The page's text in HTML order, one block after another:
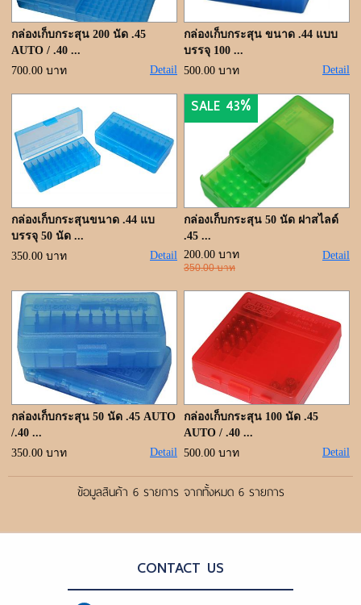
แจ้งชำระเงิน
ค้นหาสินค้า
ติดต่อเรา
กล่องเก็บกระสุน 200 นัด .45
AUTO / .40 ...
700.00 บาท
Detail
กล่องเก็บกระสุน ขนาด .44 แบบ
บรรจุ 100 ...
500.00 บาท
Detail
กล่องเก็บกระสุนขนาด .44 แบ
บรรจุ 50 นัด ...
350.00 บาท
Detail
SALE 43%
กล่องเก็บกระสุน 50 นัด ฝาสไลด์
.45 ...
200.00 บาท
350.00 บาท
Detail
กล่องเก็บกระสุน 50 นัด .45 AUTO
/.40 ...
350.00 บาท
Detail
กล่องเก็บกระสุน 100 นัด .45
AUTO / .40 ...
500.00 บาท
Detail
ข้อมูลสินค้า 6 รายการ จากทั้งหมด 6 รายการ
CONTACT US